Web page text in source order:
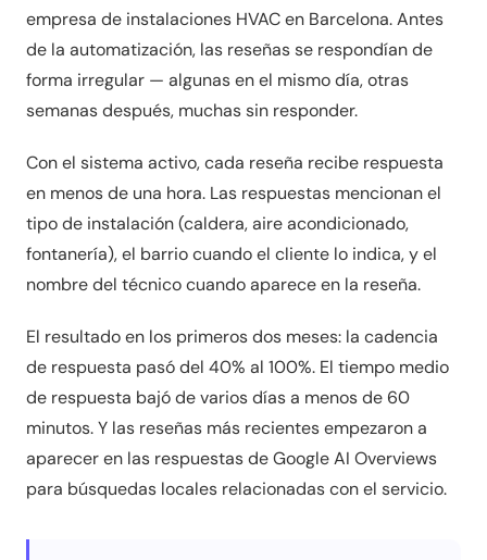
empresa de instalaciones HVAC en Barcelona. Antes
de la automatización, las reseñas se respondían de
forma irregular — algunas en el mismo día, otras
semanas después, muchas sin responder.
Con el sistema activo, cada reseña recibe respuesta
en menos de una hora. Las respuestas mencionan el
tipo de instalación (caldera, aire acondicionado,
fontanería), el barrio cuando el cliente lo indica, y el
nombre del técnico cuando aparece en la reseña.
El resultado en los primeros dos meses: la cadencia
de respuesta pasó del 40% al 100%. El tiempo medio
de respuesta bajó de varios días a menos de 60
minutos. Y las reseñas más recientes empezaron a
aparecer en las respuestas de Google AI Overviews
para búsquedas locales relacionadas con el servicio.